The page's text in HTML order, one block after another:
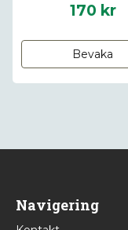
170 kr
Bevaka
Navigering